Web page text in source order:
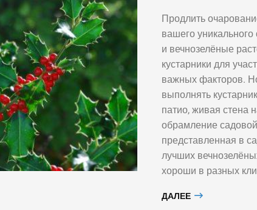
Продлить
вашего
и вечнозелёные
кустарники для
важных факторов.
выполнять
патио, живая стена
обрамление
представленная в
лучших
хороши в разных
ДАЛЕЕ
ДВЕРЬ